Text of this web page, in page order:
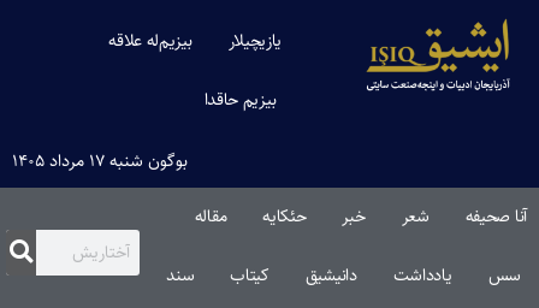
یازیچیلار بیزیم‌له علاقه
بیزیم حاقدا
بوگون شنبه ۱۷ مرداد ۱۴۰۵
آنا صحیفه شعر خبر حئکایه مقاله‌
سس یادداشت دانیشیق کیتاب سند